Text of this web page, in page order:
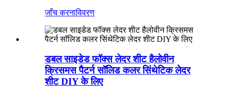
जाँच करनाविवरण
डबल साइडेड फॉक्स लेदर शीट हैलोवीन
क्रिसमस पैटर्न सॉलिड कलर सिंथेटिक लेदर
शीट DIY के लिए